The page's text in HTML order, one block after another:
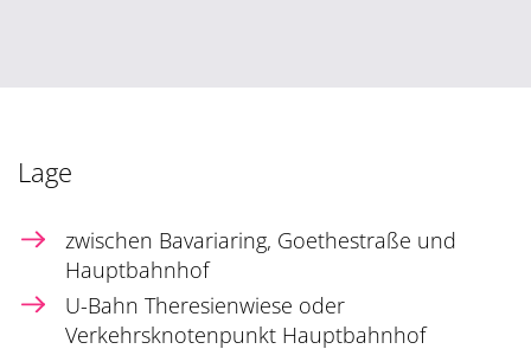
Lage
zwischen Bavariaring, Goethestraße und
Hauptbahnhof
U-Bahn Theresienwiese oder
Verkehrsknotenpunkt Hauptbahnhof